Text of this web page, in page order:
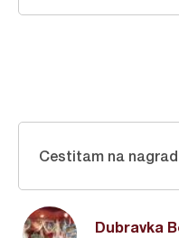
Dubravka
Cestitam na